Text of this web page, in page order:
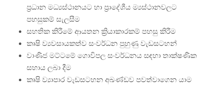
ප්‍රධාන මධ්‍යස්ථානයට හා ප්‍රාදේශීය ම්‍යස්ථානවලට
පහසුකම් සැලසීම
සහතික කිරීමේ ආයතන ක්‍රියාකාරකම් පහසු කිරීම
කෘෂි ව්‍යවසායකත්ව සංවර්ධන පුහුණු වැඩසටහන්
වාණිජ මට්ටමේ ගොවිපල සංවර්ධනය සඳහා තාක්ෂණික
සහාය ලබා දීම
කෘෂි ව්‍යාපාර වැඩසටහන අඛණ්ඩව පවත්වාගෙන යාම